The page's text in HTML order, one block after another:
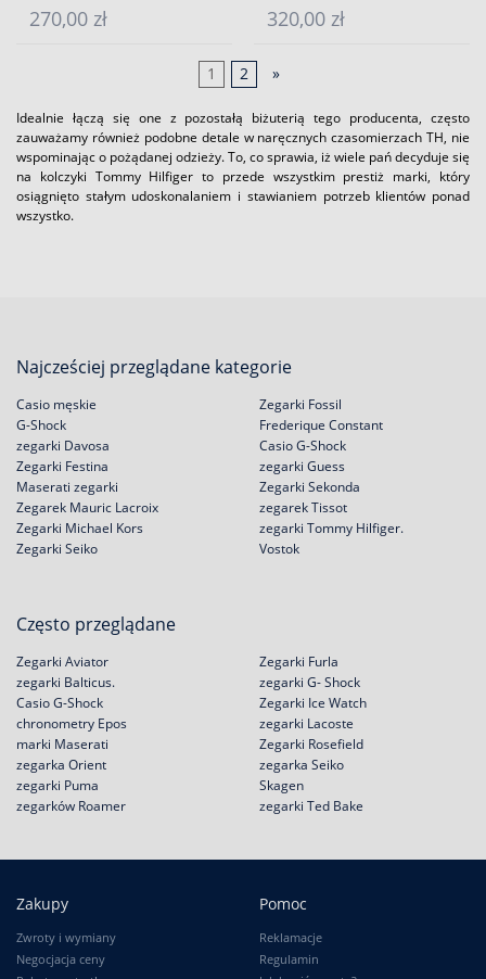
270,00 zł 320,00 zł
1 2 »
Idealnie łączą się one z pozostałą biżuterią tego producenta, często
zauważamy również podobne detale w naręcznych czasomierzach TH, nie
wspominając o pożądanej odzieży. To, co sprawia, iż wiele pań decyduje się
na kolczyki Tommy Hilfiger to przede wszystkim prestiż marki, który
osiągnięto stałym udoskonalaniem i stawianiem potrzeb klientów ponad
wszystko.
Najcześciej przeglądane kategorie
Casio męskie
G-Shock
zegarki Davosa
Zegarki Festina
Zegarki Fossil
Frederique Constant
Casio G-Shock
zegarki Guess
Maserati zegarki
Zegarek Mauric Lacroix
Zegarki Michael Kors
Zegarki Seiko
Zegarki Sekonda
zegarek Tissot
zegarki Tommy Hilfiger.
Vostok
Często przeglądane
Zegarki Aviator
zegarki Balticus.
Casio G-Shock
chronometry Epos
Zegarki Furla
zegarki G- Shock
Zegarki Ice Watch
zegarki Lacoste
marki Maserati
zegarka Orient
zegarki Puma
zegarków Roamer
Zegarki Rosefield
zegarka Seiko
Skagen
zegarki Ted Bake
Zakupy
Zwroty i wymiany
Negocjacja ceny
Pomoc
Reklamacje
Regulamin